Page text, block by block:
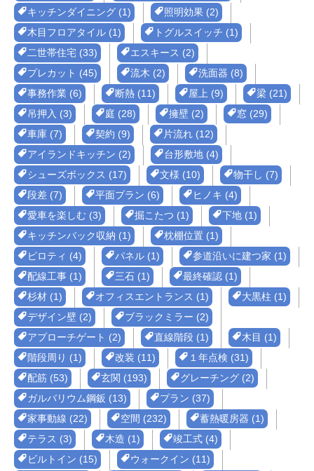
キッチンダイニング (1)
照明効果 (2)
木目フロアタイル (1)
トグルスイッチ (1)
二世帯住宅 (33)
エスキース (2)
プレカット (45)
流木 (2)
洗面器 (8)
事務作業 (6)
断熱 (11) 屋上 (9)
梁 (21)
吊押入 (3)
庭 (28) 擁壁 (2)
窓 (29)
車庫 (7)
契約 (9)
片流れ (12)
アイランドキッチン (2)
台形敷地 (4)
シューズボックス (17)
文様 (10)
物干し (7)
段差 (7)
平面プラン (6)
ヒノキ (4)
愛車を楽しむ (3)
掘こたつ (1)
下地 (1)
キッチンバック収納 (1)
枕棚位置 (1)
ピロティ (4)
パネル (1)
参道沿いに建つ家 (1)
配線工事 (1)
三石 (1)
最終確認 (1)
杉材 (1)
オフィスエントランス (1)
大黒柱 (1)
デザイン壁 (2)
ブラックミラー (2)
アプローチゲート (2)
直線階段 (1)
木目 (1)
階段周り (1)
改装 (11)
１年点検 (31)
配筋 (53)
玄関 (193)
グレーチング (2)
ガルバリウム鋼鈑 (13)
プラン (37)
家事動線 (22)
空間 (232)
蓄熱暖房器 (1)
テラス (3)
木造 (1)
竣工式 (4)
ビルトイン (15)
ウォークイン (11)